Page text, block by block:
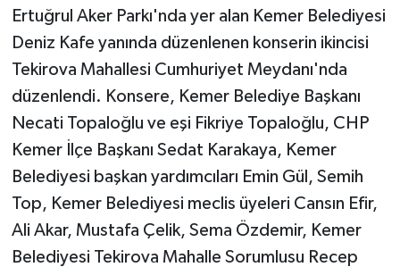
Ertuğrul Aker Parkı'nda yer alan Kemer Belediyesi
Deniz Kafe yanında düzenlenen konserin ikincisi
Tekirova Mahallesi Cumhuriyet Meydanı'nda
düzenlendi. Konsere, Kemer Belediye Başkanı
Necati Topaloğlu ve eşi Fikriye Topaloğlu, CHP
Kemer İlçe Başkanı Sedat Karakaya, Kemer
Belediyesi başkan yardımcıları Emin Gül, Semih
Top, Kemer Belediyesi meclis üyeleri Cansın Efir,
Ali Akar, Mustafa Çelik, Sema Özdemir, Kemer
Belediyesi Tekirova Mahalle Sorumlusu Recep
YAZARLAR
MAGAZİN